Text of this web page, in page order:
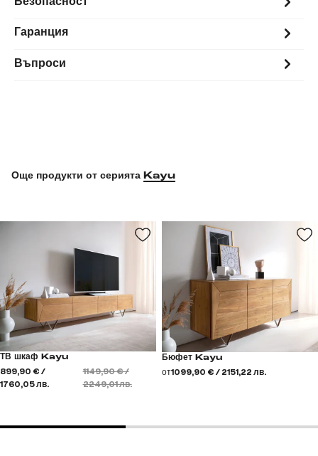
Гаранция
Въпроси
Още продукти от серията Kayu
ТВ шкаф Kayu
899,90 € /
1760,05 лв.
1149,90 € /
2249,01 лв.
Бюфет Kayu
от1099,90 € / 2151,22 лв.